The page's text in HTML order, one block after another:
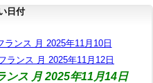
日付
ランス 月 2025年11月10日
ランス 月 2025年11月12日
ンス 月 2025年11月14日